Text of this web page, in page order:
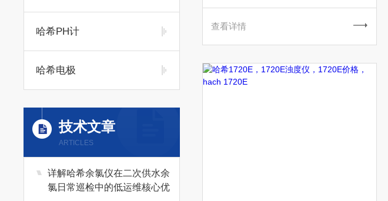
哈希PH计
哈希电极
技术文章
ARTICLES
详解哈希余氯仪在二次供水余
氯日常巡检中的低运维核心优
查看详情